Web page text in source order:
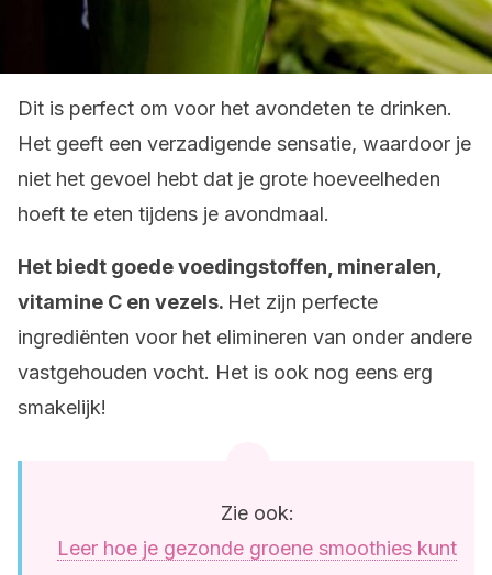
Dit is perfect om voor het avondeten te drinken.
Het geeft een verzadigende sensatie, waardoor je
niet het gevoel hebt dat je grote hoeveelheden
hoeft te eten tijdens je avondmaal.
Het biedt goede voedingstoffen, mineralen,
vitamine C en vezels. Het zijn perfecte
ingrediënten voor het elimineren van onder andere
vastgehouden vocht. Het is ook nog eens erg
smakelijk!
Zie ook:
Leer hoe je gezonde groene smoothies kunt